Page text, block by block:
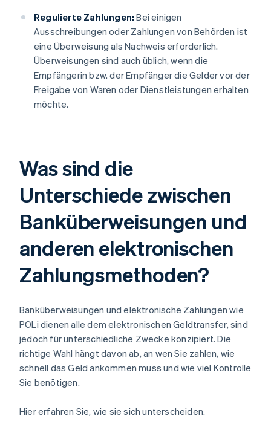
Regulierte Zahlungen: Bei einigen
Ausschreibungen oder Zahlungen von Behörden ist
eine Überweisung als Nachweis erforderlich.
Überweisungen sind auch üblich, wenn die
Empfängerin bzw. der Empfänger die Gelder vor der
Freigabe von Waren oder Dienstleistungen erhalten
möchte.
Was sind die
Unterschiede zwischen
Banküberweisungen und
anderen elektronischen
Zahlungsmethoden?
Banküberweisungen und elektronische Zahlungen wie
POLi dienen alle dem elektronischen Geldtransfer, sind
jedoch für unterschiedliche Zwecke konzipiert. Die
richtige Wahl hängt davon ab, an wen Sie zahlen, wie
schnell das Geld ankommen muss und wie viel Kontrolle
Sie benötigen.
Hier erfahren Sie, wie sie sich unterscheiden.